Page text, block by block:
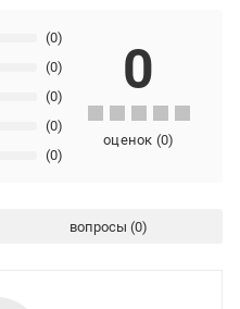
(0)
(0)
(0)
(0)
(0)
0
оценок (0)
вопросы